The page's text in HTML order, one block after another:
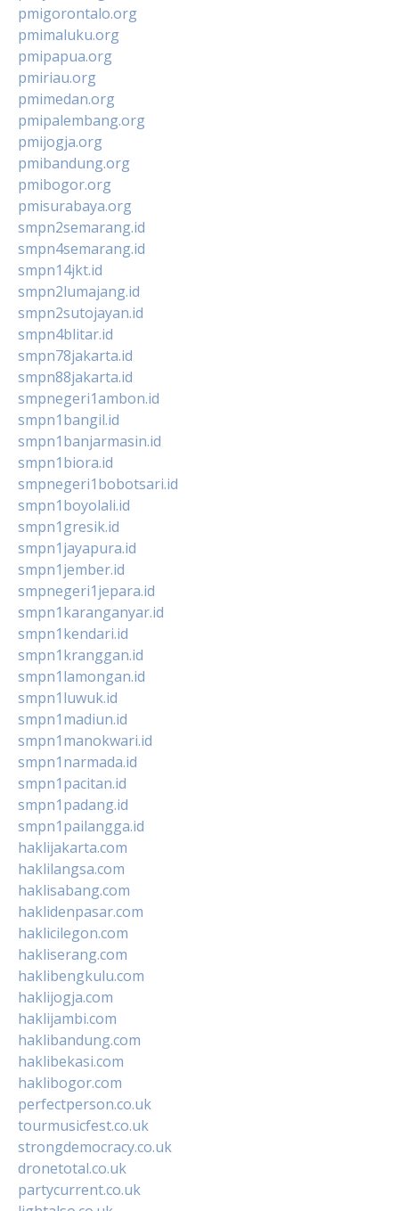
pmigorontalo.org
pmimaluku.org
pmipapua.org
pmiriau.org
pmimedan.org
pmipalembang.org
pmijogja.org
pmibandung.org
pmibogor.org
pmisurabaya.org
smpn2semarang.id
smpn4semarang.id
smpn14jkt.id
smpn2lumajang.id
smpn2sutojayan.id
smpn4blitar.id
smpn78jakarta.id
smpn88jakarta.id
smpnegeri1ambon.id
smpn1bangil.id
smpn1banjarmasin.id
smpn1biora.id
smpnegeri1bobotsari.id
smpn1boyolali.id
smpn1gresik.id
smpn1jayapura.id
smpn1jember.id
smpnegeri1jepara.id
smpn1karanganyar.id
smpn1kendari.id
smpn1kranggan.id
smpn1lamongan.id
smpn1luwuk.id
smpn1madiun.id
smpn1manokwari.id
smpn1narmada.id
smpn1pacitan.id
smpn1padang.id
smpn1pailangga.id
haklijakarta.com
haklilangsa.com
haklisabang.com
haklidenpasar.com
haklicilegon.com
hakliserang.com
haklibengkulu.com
haklijogja.com
haklijambi.com
haklibandung.com
haklibekasi.com
haklibogor.com
perfectperson.co.uk
tourmusicfest.co.uk
strongdemocracy.co.uk
dronetotal.co.uk
partycurrent.co.uk